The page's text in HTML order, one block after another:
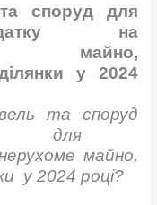
споруддля
на
майно,
у 2024
та споруд
для
майно,
у 2024році?